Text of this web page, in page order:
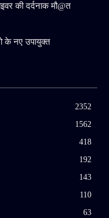
की दर्दनाक मौ@त
के नए उपायुक्त
2352
1562
418
192
143
110
63